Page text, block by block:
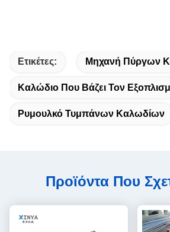
Ετικέτες: Μηχανή Πύργων
Καλώδιο Που Βάζει Τον
Ρυμουλκό Τυμπάνων Καλωδίων
Προϊόντα Που